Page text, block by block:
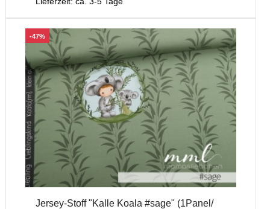
-47%
Jersey-Stoff "Kalle Koala #sage" (1Panel/